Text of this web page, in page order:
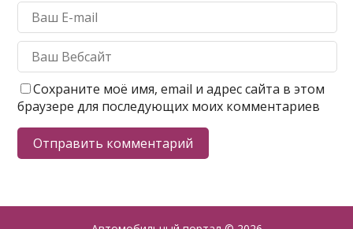
Сохраните моё имя, email и адрес сайта в этом
браузере для последующих моих комментариев